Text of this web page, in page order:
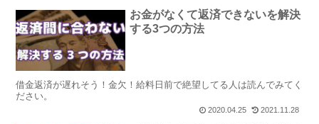
お金がなくて返済できないを解決
する3つの方法
借金返済が遅れそう！金欠！給料日前で絶望してる人は読んでみてく
ださい。
2020.04.25 2021.11.28